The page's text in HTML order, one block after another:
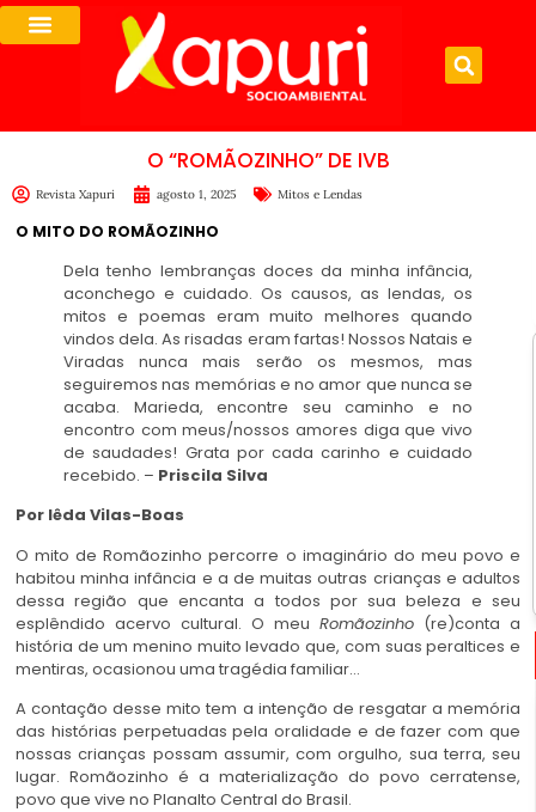
O “ROMÃOZINHO” DE IVB
Revista Xapuri agosto 1, 2025 Mitos e Lendas
O MITO DO ROMÃOZINHO
Dela tenho lembranças doces da minha infância,
aconchego e cuidado. Os causos, as lendas, os
mitos e poemas eram muito melhores quando
vindos dela. As risadas eram fartas! Nossos Natais e
Viradas nunca mais serão os mesmos, mas
seguiremos nas memórias e no amor que nunca se
acaba. Marieda, encontre seu caminho e no
encontro com meus/nossos amores diga que vivo
de saudades! Grata por cada carinho e cuidado
recebido. – Priscila Silva
Por Iêda Vilas-Boas
O mito de Romãozinho percorre o imaginário do meu povo e
habitou minha infância e a de muitas outras crianças e adultos
dessa região que encanta a todos por sua beleza e seu
esplêndido acervo cultural. O meu Romãozinho (re)conta a
história de um menino muito levado que, com suas peraltices e
mentiras, ocasionou uma tragédia familiar…
A contação desse mito tem a intenção de resgatar a memória
das histórias perpetuadas pela oralidade e de fazer com que
nossas crianças possam assumir, com orgulho, sua terra, seu
lugar. Romãozinho é a materialização do povo cerratense,
povo que vive no Planalto Central do Brasil.